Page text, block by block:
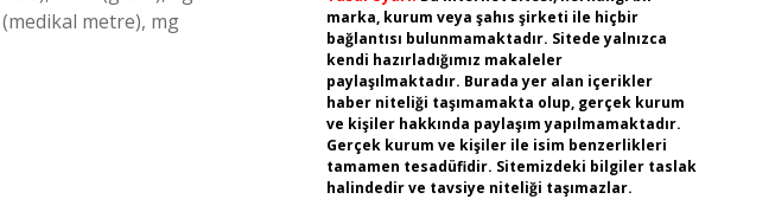
metre), mg
marka, kurum veya şahıs şirketi ile hiçbir
bağlantısı bulunmamaktadır. Sitede yalnızca
kendi hazırladığımız makaleler
paylaşılmaktadır. Burada yer alan içerikler
haber niteliği taşımamakta olup, gerçek kurum
ve kişiler hakkında paylaşım yapılmamaktadır.
Gerçek kurum ve kişiler ile isim benzerlikleri
tamamen tesadüfidir. Sitemizdeki bilgiler taslak
halindedir ve tavsiye niteliği taşımazlar.